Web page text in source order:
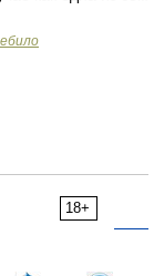
18+